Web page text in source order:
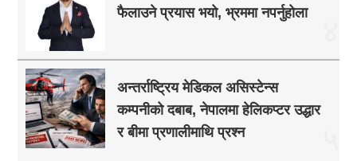
फैलाउने प्रयास भयो, भ्रममा नपर्नुहोला
अन्तर्राष्ट्रिय मेडिकल असिस्टेन्स
कम्पनीको दबाब, नेपालमा हेलिकप्टर उद्धार
र बीमा प्रणालीमाथि प्रश्न